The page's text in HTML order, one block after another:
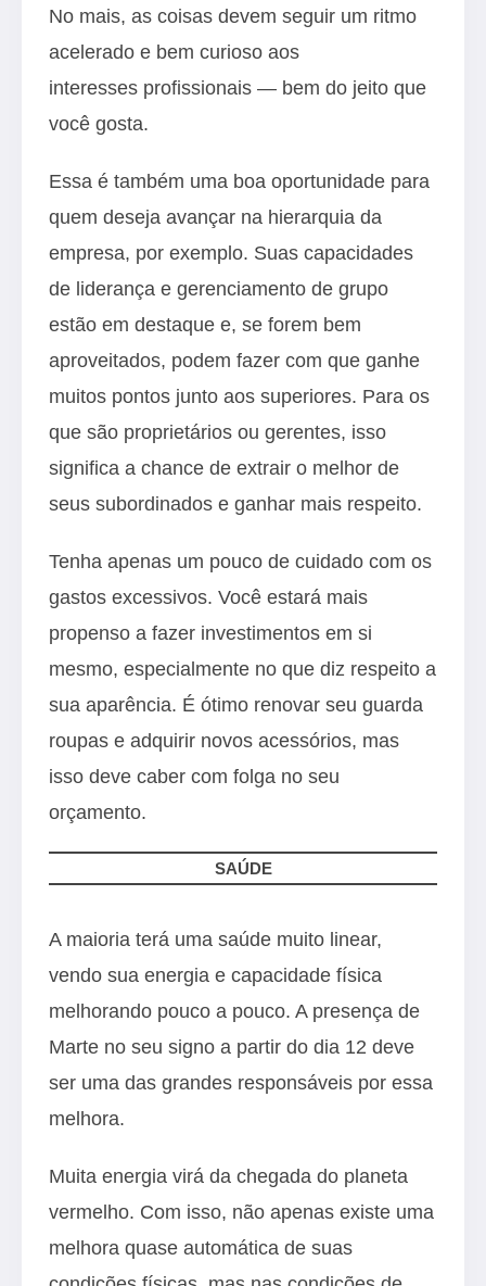
No mais, as coisas devem seguir um ritmo
acelerado e bem curioso aos
interesses profissionais — bem do jeito que
você gosta.
Essa é também uma boa oportunidade para
quem deseja avançar na hierarquia da
empresa, por exemplo. Suas capacidades
de liderança e gerenciamento de grupo
estão em destaque e, se forem bem
aproveitados, podem fazer com que ganhe
muitos pontos junto aos superiores. Para os
que são proprietários ou gerentes, isso
significa a chance de extrair o melhor de
seus subordinados e ganhar mais respeito.
Tenha apenas um pouco de cuidado com os
gastos excessivos. Você estará mais
propenso a fazer investimentos em si
mesmo, especialmente no que diz respeito a
sua aparência. É ótimo renovar seu guarda
roupas e adquirir novos acessórios, mas
isso deve caber com folga no seu
orçamento.
SAÚDE
A maioria terá uma saúde muito linear,
vendo sua energia e capacidade física
melhorando pouco a pouco. A presença de
Marte no seu signo a partir do dia 12 deve
ser uma das grandes responsáveis por essa
melhora.
Muita energia virá da chegada do planeta
vermelho. Com isso, não apenas existe uma
melhora quase automática de suas